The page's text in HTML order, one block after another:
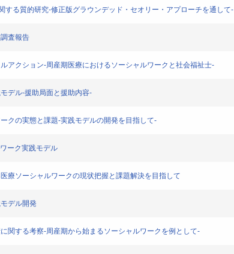
する質的研究-修正版グラウンデッド・セオリー・アプローチを通して-
査報告
アクション-周産期医療におけるソーシャルワークと社会福祉士-
デル-援助局面と援助内容-
クの実態と課題-実践モデルの開発を目指して-
ーク実践モデル
療ソーシャルワークの現状把握と課題解決を目指して
デル開発
関する考察-周産期から始まるソーシャルワークを例として-